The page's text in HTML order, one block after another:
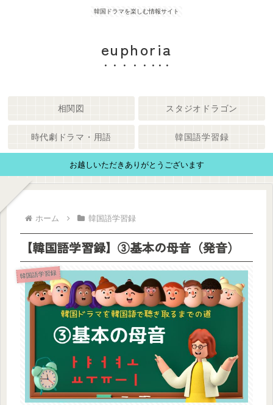
韓国ドラマを楽しむ情報サイト
euphoria
相関図 スタジオドラゴン
時代劇ドラマ・用語 韓国語学習録
お越しいただきありがとうございます
ホーム 韓国語学習録
【韓国語学習録】③基本の母音（発音）
韓国語学習録